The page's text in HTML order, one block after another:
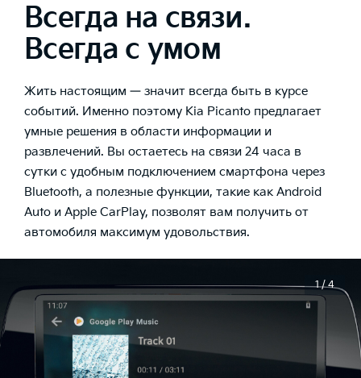
Всегда на связи.
Всегда с умом
Жить настоящим — значит всегда быть в курсе
событий. Именно поэтому Kia Picanto предлагает
умные решения в области информации и
развлечений. Вы остаетесь на связи 24 часа в
сутки с удобным подключением смартфона через
Bluetooth, а полезные функции, такие как Android
Auto и Apple CarPlay, позволят вам получить от
автомобиля максимум удовольствия.
1 / 4